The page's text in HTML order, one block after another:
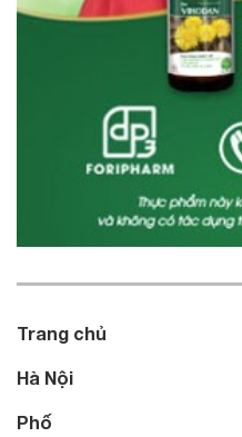
Trang chủ
Hà Nội
Phố